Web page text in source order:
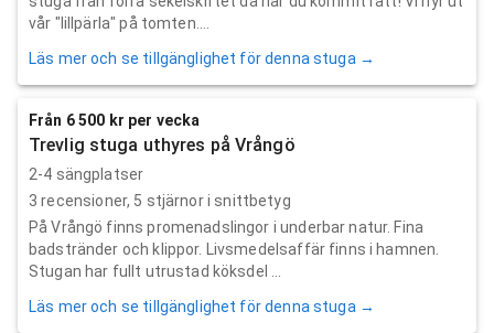
vår "lillpärla" på tomten....
Läs mer och se tillgänglighet för denna stuga →
Från 6 500 kr per vecka
Trevlig stuga uthyres på Vrångö
2-4 sängplatser
3 recensioner, 5 stjärnor i snittbetyg
På Vrångö finns promenadslingor i underbar natur. Fina
badstränder och klippor. Livsmedelsaffär finns i hamnen.
Stugan har fullt utrustad köksdel ...
Läs mer och se tillgänglighet för denna stuga →